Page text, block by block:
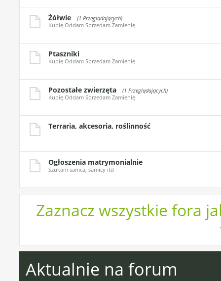
Żółwie
(1 Przeglądających)
Kupię Oddam Sprzedam Zamienię
Ptaszniki
Kupię Oddam Sprzedam Zamienię
Pozostałe zwierzęta
(1 Przeglądających)
Kupię Oddam Sprzedam Zamienię
Terraria, akcesoria, roślinność
Ogłoszenia matrymonialnie
Szukam samca, samicy itd
Zaznacz wszystkie fora
Aktualnie na forum